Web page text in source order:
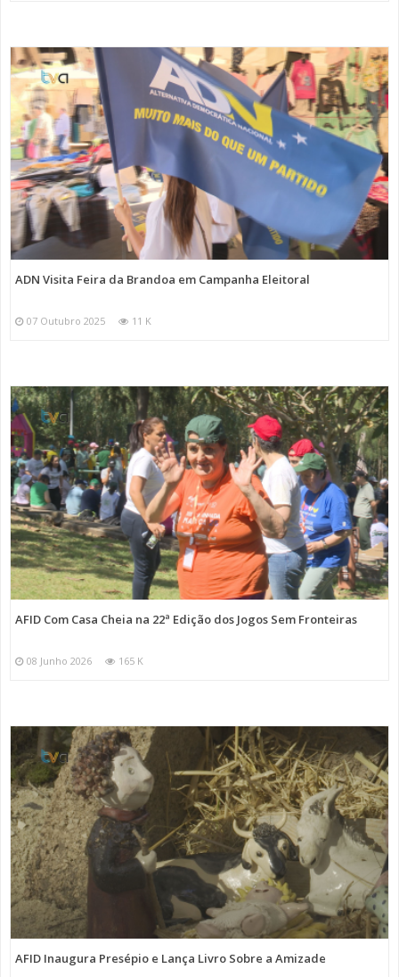
ADN Visita Feira da Brandoa em Campanha Eleitoral
07 Outubro 2025 11 K
AFID Com Casa Cheia na 22ª Edição dos Jogos Sem Fronteiras
08 Junho 2026 165 K
AFID Inaugura Presépio e Lança Livro Sobre a Amizade